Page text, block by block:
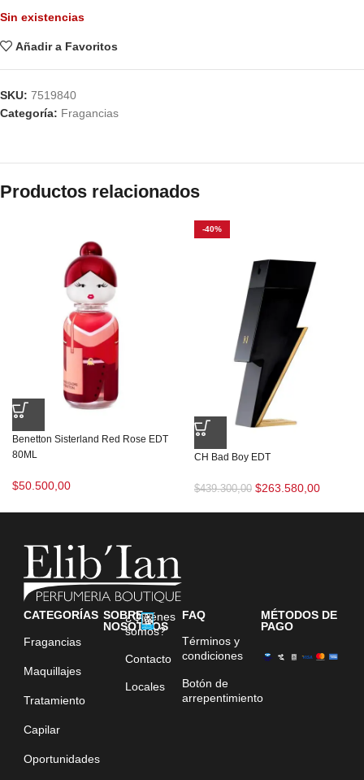
Sin existencias
Añadir a Favoritos
SKU: 7519840
Categoría: Fragancias
Productos relacionados
Benetton Sisterland Red Rose EDT
80ML
$50.500,00
-40%
CH Bad Boy EDT
$439.300,00 $263.580,00
CATEGORÍAS
Fragancias
Maquillajes
Tratamiento
Capilar
Oportunidades
SOBRE
NOSOTROS
¿Quiénes
somos?
Contacto
Locales
FAQ
Términos y
condiciones
Botón de
arrepentimiento
MÉTODOS DE
PAGO